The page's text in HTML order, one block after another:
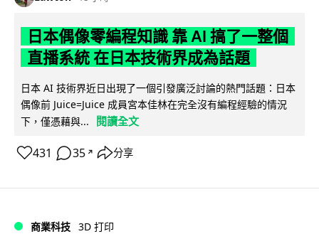
日本偶像零編程知識 靠 AI 搞了一整個
直播系統 在日本技術界成為話題
日本 AI 技術界近日出現了一個引發廣泛討論的熱門話題：日本
偶像前 Juice=Juice 成員宮本佳林在完全沒有編程經驗的情況
下，僅憑藉與...
閱讀全文
431 35 ↗ 分享
商業科技 3D 打印